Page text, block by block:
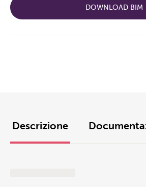
DOWNLOAD BIM
Descrizione